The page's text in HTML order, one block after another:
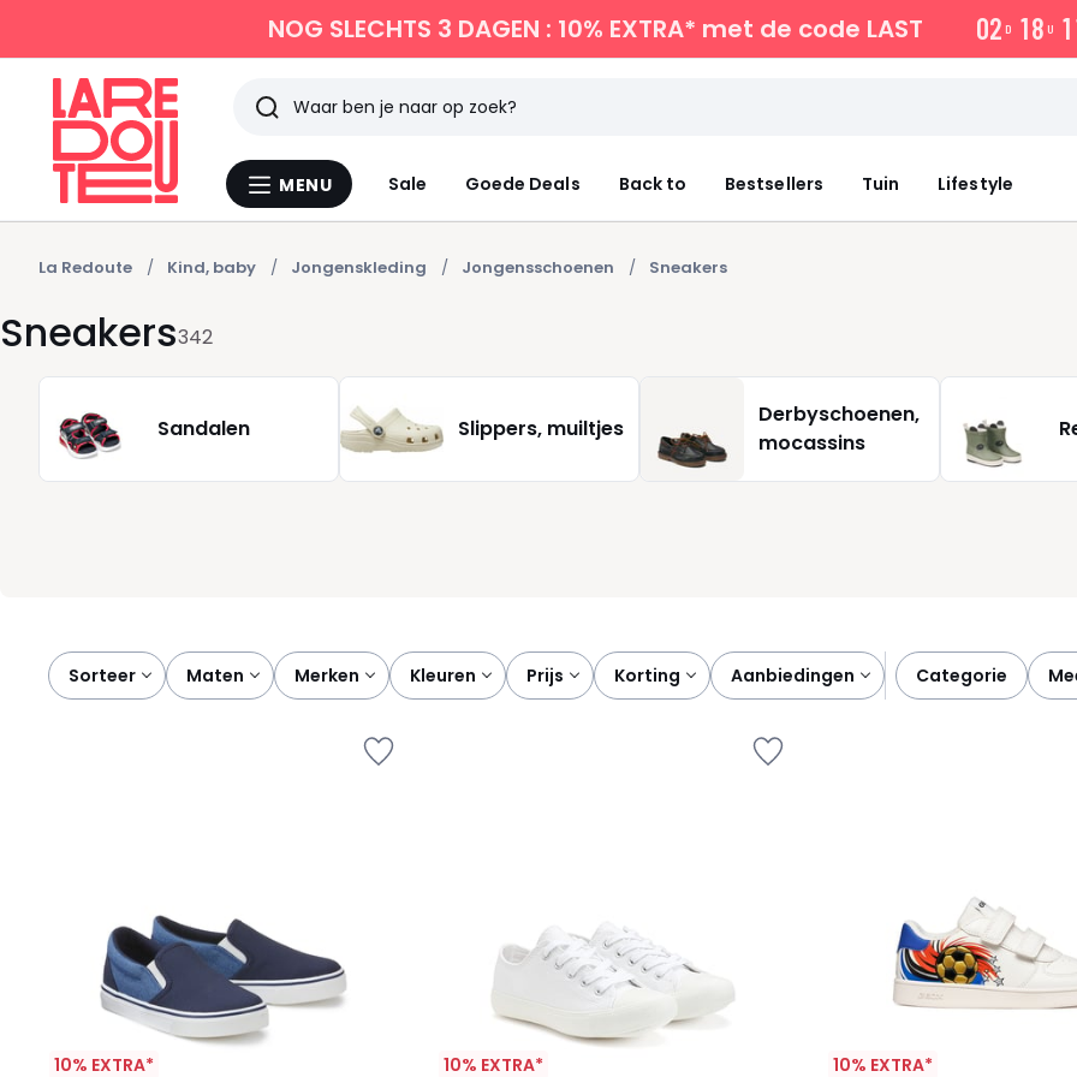
NOG SLECHTS 3 DAGEN : 10% EXTRA* met de code LAST 02 D 18 U 1
Menu
MENU Sale Goede Deals Back to Bestsellers Tuin Lifestyle
Zoeken
Laatst
bekeken
La Redoute Kind, baby Jongenskleding Jongensschoenen Sneakers
Sneakers342
Sandalen Slippers, muiltjes
Derbyschoenen,
mocassins
Sorteer
maten merken kleuren prijs korting aanbiedingen categorie
10% EXTRA* 10% EXTRA* 10% EXTRA*